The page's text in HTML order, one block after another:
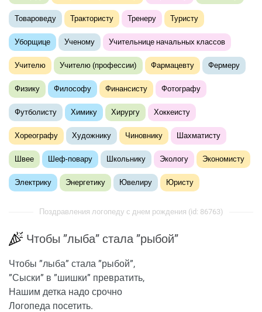
Товароведу Трактористу Тренеру Туристу
Уборщице Ученому Учительнице начальных классов
Учителю Учителю (профессии) Фармацевту Фермеру
Физику Философу Финансисту Фотографу
Футболисту Химику Хирургу Хоккеисту
Хореографу Художнику Чиновнику Шахматисту
Швее Шеф-повару Школьнику Экологу Экономисту
Электрику Энергетику Ювелиру Юристу
Поздравления логопеду с днем рождения (id: 86763)
Чтобы ”лыба” стала ”рыбой”
Чтобы ”лыба” стала ”рыбой”,
”Сыски” в ”шишки” превратить,
Нашим детка надо срочно
Логопеда посетить.